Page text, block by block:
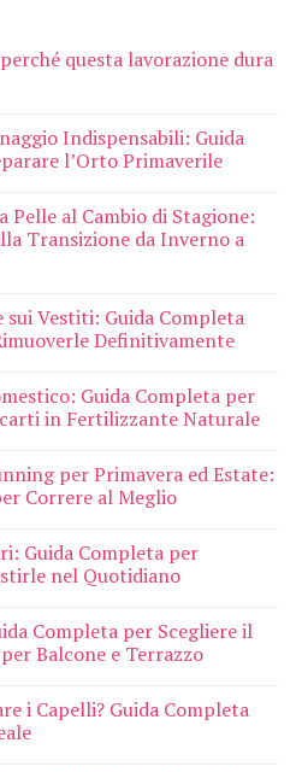
questa lavorazione dura
Indispensabili: Guida
l’Orto Primaverile
Pelle al Cambio di Stagione:
Transizione da Inverno a
sui Vestiti: Guida Completa
Definitivamente
Guida Completa per
in Fertilizzante Naturale
per Primavera ed Estate:
Correre al Meglio
Guida Completa per
nel Quotidiano
Completa per Scegliere il
Balcone e Terrazzo
i Capelli? Guida Completa